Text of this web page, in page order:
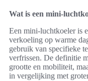
Wat is een mini-
Een mini-luchtkoeler is
verkoeling op warme
gebruik van specifieke
verfrissen. De definitie
grootte en mobiliteit,
in vergelijking met